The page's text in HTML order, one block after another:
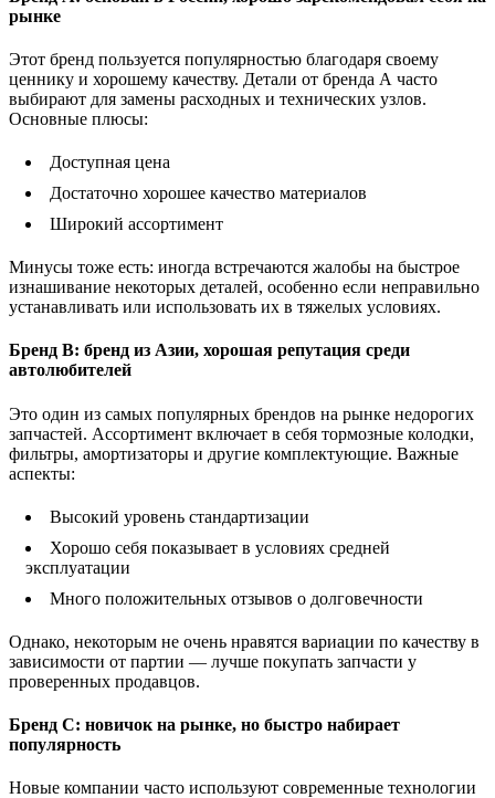
рынке
Этот бренд пользуется популярностью благодаря своему
ценнику и хорошему качеству. Детали от бренда А часто
выбирают для замены расходных и технических узлов.
Основные плюсы:
Доступная цена
Достаточно хорошее качество материалов
Широкий ассортимент
Минусы тоже есть: иногда встречаются жалобы на быстрое
изнашивание некоторых деталей, особенно если неправильно
устанавливать или использовать их в тяжелых условиях.
Бренд B: бренд из Азии, хорошая репутация среди
автолюбителей
Это один из самых популярных брендов на рынке недорогих
запчастей. Ассортимент включает в себя тормозные колодки,
фильтры, амортизаторы и другие комплектующие. Важные
аспекты:
Высокий уровень стандартизации
Хорошо себя показывает в условиях средней
эксплуатации
Много положительных отзывов о долговечности
Однако, некоторым не очень нравятся вариации по качеству в
зависимости от партии — лучше покупать запчасти у
проверенных продавцов.
Бренд C: новичок на рынке, но быстро набирает
популярность
Новые компании часто используют современные технологии